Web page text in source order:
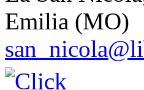
Emilia (MO)